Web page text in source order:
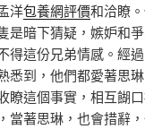
洋包養網評價和洽瞭
是暗下猜疑，嫉妒和
得這份兄弟情感。經
悉到，他們都愛著思
瞭這個事實，相互餬
當著思琳，也會措辭